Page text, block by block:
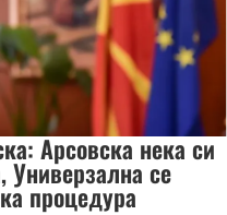
Арсовска нека си
Универзална се
процедура